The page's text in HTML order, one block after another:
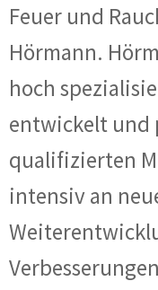
Feuer und
Hörmann.
hoch
entwickelt und
qualifizierten
intensiv an